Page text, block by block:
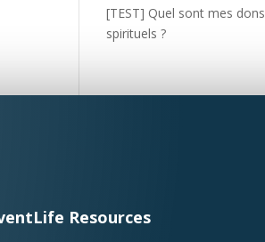
[TEST] Quel sont mes dons
spirituels ?
Resources